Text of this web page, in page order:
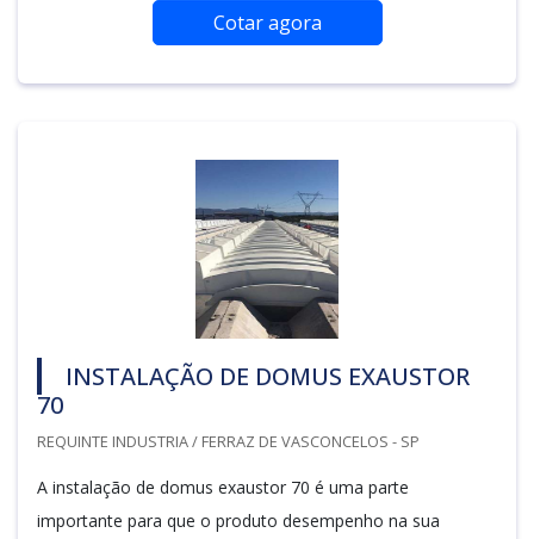
Cotar agora
INSTALAÇÃO DE DOMUS EXAUSTOR
70
REQUINTE INDUSTRIA / FERRAZ DE VASCONCELOS - SP
A instalação de domus exaustor 70 é uma parte
importante para que o produto desempenho na sua